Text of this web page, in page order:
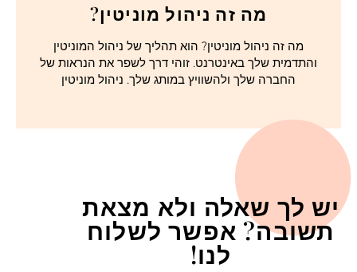
מה זה ניהול מוניטין?
מה זה ניהול מוניטין? הוא תהליך של ניהול המוניטין
והתדמית שלך באינטרנט. זוהי דרך לשפר את הנראות של
החברה שלך ולהשוויץ במותג שלך. ניהול מוניטין
יש לך שאלה ולא מצאת
תשובה? אפשר לשלוח
לנו!